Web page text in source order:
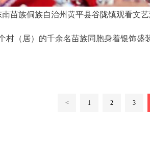
苗族侗族自治州黄平县谷陇镇观看文艺
村（居）的千余名苗族同胞身着银饰盛
< 1 2 3